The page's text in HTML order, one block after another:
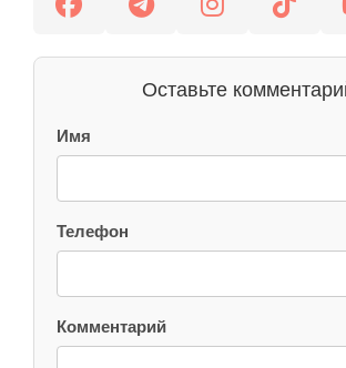
Оставьте
Имя
Телефон
Комментарий